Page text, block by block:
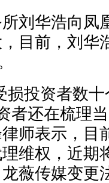
刘华浩向凤
目前，刘华
损投资者数
者还在梳理
师表示，目
维权，近期
薇传媒变更